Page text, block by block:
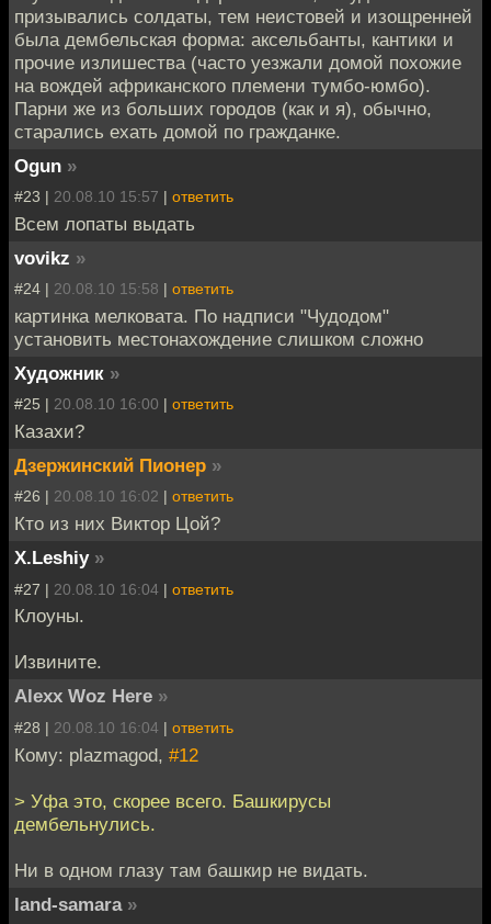
призывались солдаты, тем неистовей и изощренней
была дембельская форма: аксельбанты, кантики и
прочие излишества (часто уезжали домой похожие
на вождей африканского племени тумбо-юмбо).
Парни же из больших городов (как и я), обычно,
старались ехать домой по гражданке.
Ogun »
#23 | 20.08.10 15:57 | ответить
Всем лопаты выдать
vovikz »
#24 | 20.08.10 15:58 | ответить
картинка мелковата. По надписи "Чудодом"
установить местонахождение слишком сложно
Художник »
#25 | 20.08.10 16:00 | ответить
Казахи?
Дзержинский Пионер »
#26 | 20.08.10 16:02 | ответить
Кто из них Виктор Цой?
X.Leshiy »
#27 | 20.08.10 16:04 | ответить
Клоуны.
Извините.
Alexx Woz Here »
#28 | 20.08.10 16:04 | ответить
Кому: plazmagod, #12
> Уфа это, скорее всего. Башкирусы
дембельнулись.
Ни в одном глазу там башкир не видать.
land-samara »